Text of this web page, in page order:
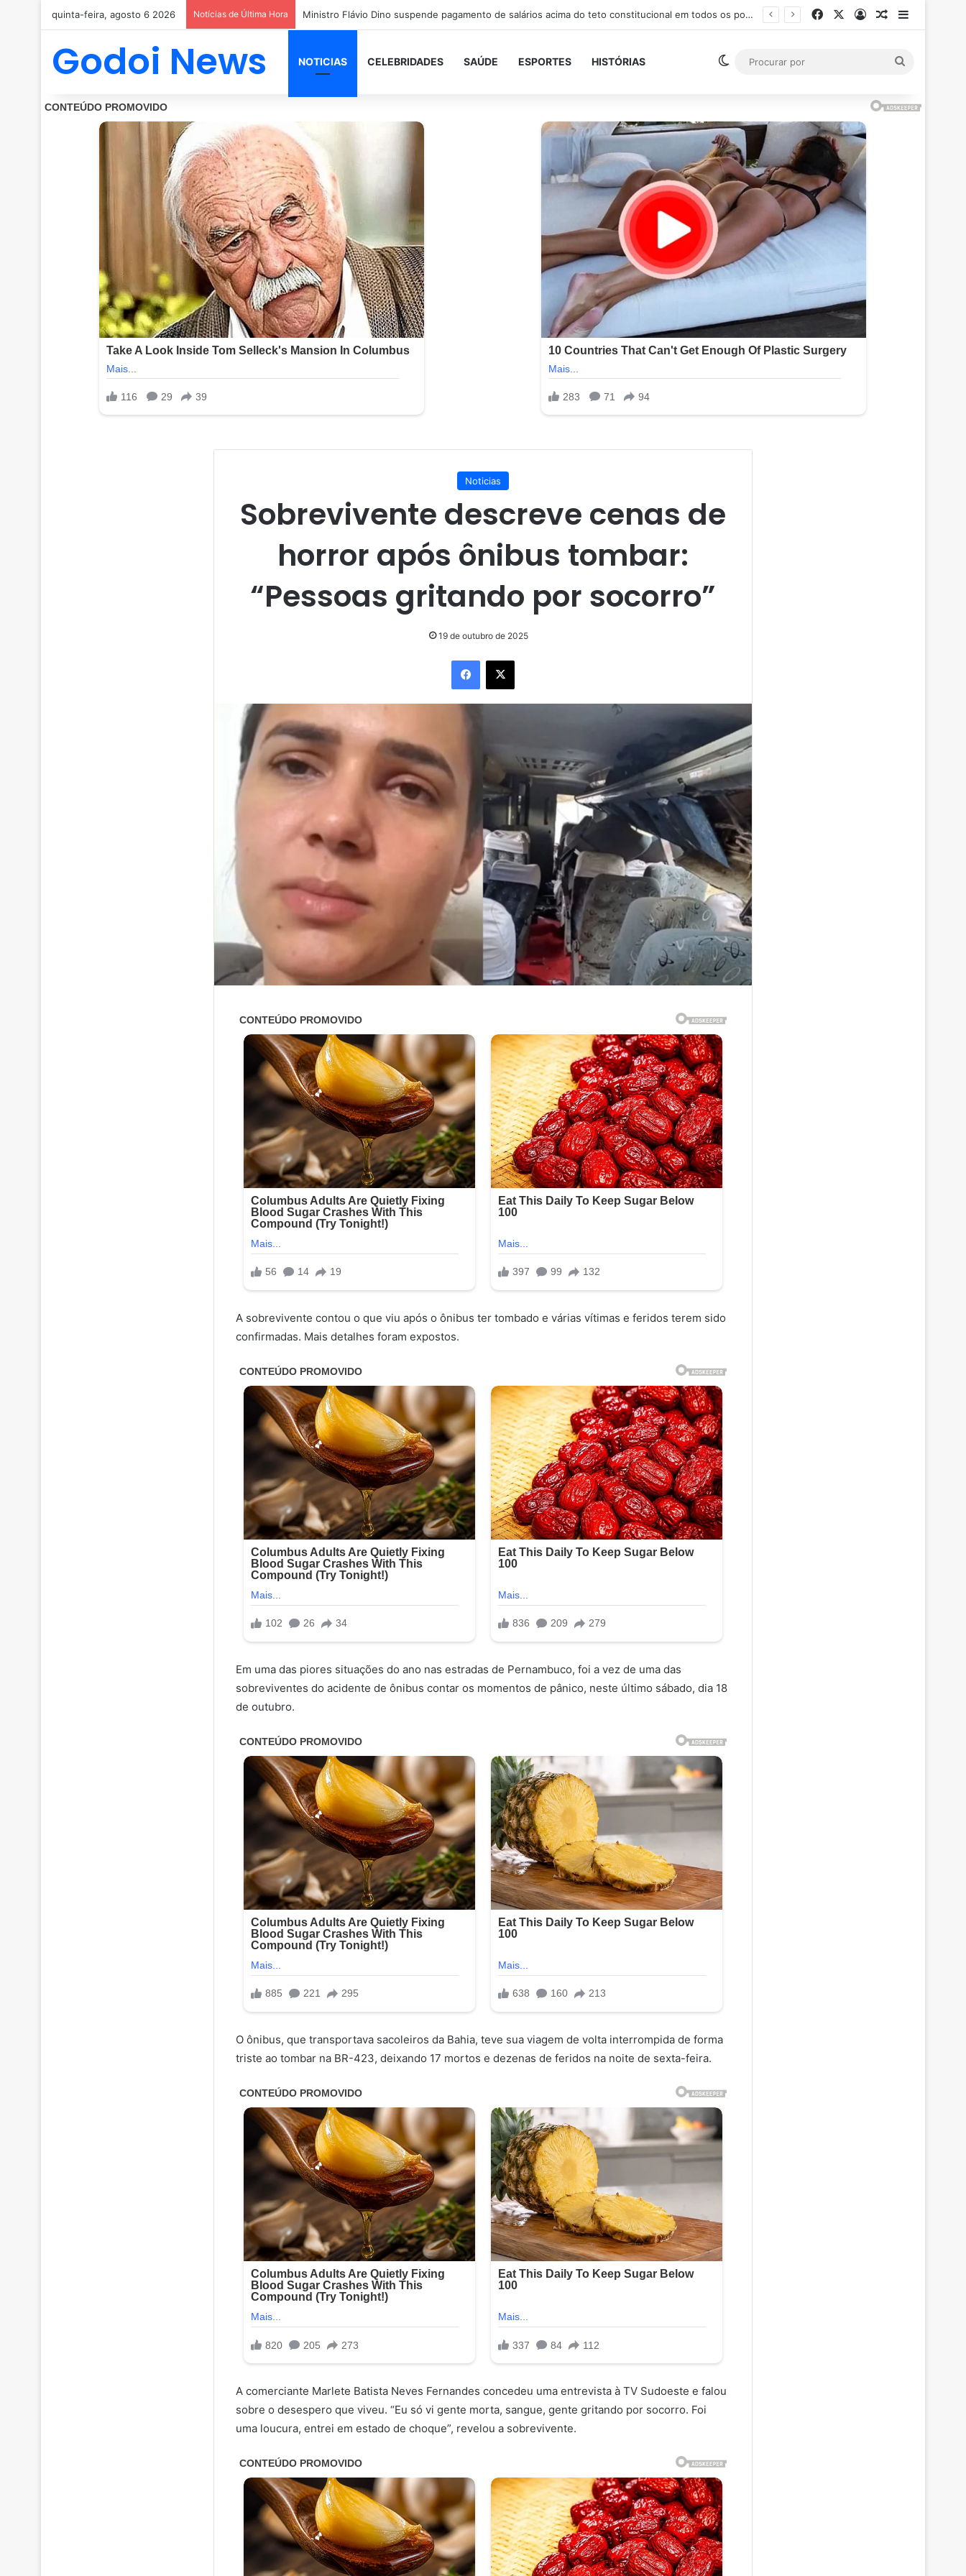
quinta-feira, agosto 6 2026 Notícias de Última Hora Ministro Flávio Dino suspende pagamento de salários acima do teto constitucional em todos os poderes FacebookEntrarArtigoBarra
Godoi News NOTICIAS CELEBRIDADES SAÚDE ESPORTES HISTÓRIAS Switch skin
Noticias
Sobrevivente descreve cenas de
horror após ônibus tombar:
“Pessoas gritando por socorro”
19 de outubro de 2025
Facebook
X
A sobrevivente contou o que viu após o ônibus ter tombado e várias vítimas e feridos terem sido
confirmadas. Mais detalhes foram expostos.
Em uma das piores situações do ano nas estradas de Pernambuco, foi a vez de uma das
sobreviventes do acidente de ônibus contar os momentos de pânico, neste último sábado, dia 18
de outubro.
O ônibus, que transportava sacoleiros da Bahia, teve sua viagem de volta interrompida de forma
triste ao tombar na BR-423, deixando 17 mortos e dezenas de feridos na noite de sexta-feira.
A comerciante Marlete Batista Neves Fernandes concedeu uma entrevista à TV Sudoeste e falou
sobre o desespero que viveu. “Eu só vi gente morta, sangue, gente gritando por socorro. Foi
uma loucura, entrei em estado de choque”, revelou a sobrevivente.